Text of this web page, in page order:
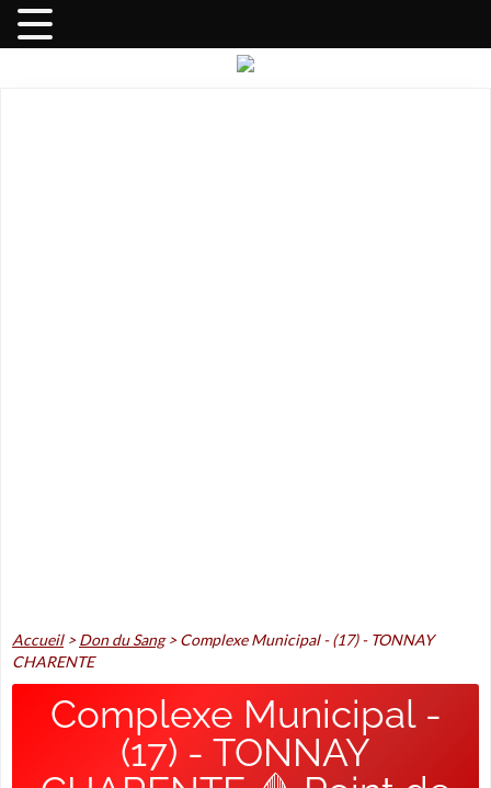
Accueil>Don du Sang>Complexe Municipal - (17) - TONNAY
CHARENTE
Complexe Municipal -
(17) - TONNAY